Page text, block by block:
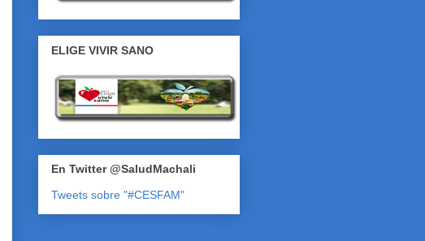
ELIGE VIVIR SANO
En Twitter @SaludMachali
Tweets sobre "#CESFAM"